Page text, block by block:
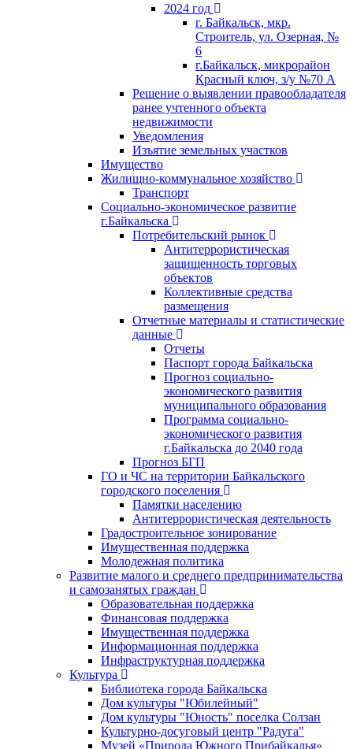
2024 год
г. Байкальск, мкр.
Строитель, ул. Озерная, №
6
г.Байкальск, микрорайон
Красный ключ, з/у №70 А
Решение о выявлении правообладателя
ранее учтенного объекта
недвижимости
Уведомления
Изъятие земельных участков
Имущество
Жилищно-коммунальное хозяйство
Транспорт
Социально-экономическое развитие
г.Байкальска
Потребительский рынок
Антитеррористическая
защищенность торговых
объектов
Коллективные средства
размещения
Отчетные материалы и статистические
данные
Отчеты
Паспорт города Байкальска
Прогноз социально-
экономического развития
муниципального образования
Программа социально-
экономического развития
г.Байкальска до 2040 года
Прогноз БГП
ГО и ЧС на территории Байкальского
городского поселения
Памятки населению
Антитеррористическая деятельность
Градостроительное зонирование
Имущественная поддержка
Молодежная политика
Развитие малого и среднего предпринимательства
и самозанятых граждан
Образовательная поддержка
Финансовая поддержка
Имущественная поддержка
Информационная поддержка
Инфраструктурная поддержка
Культура
Библиотека города Байкальска
Дом культуры "Юбилейный"
Дом культуры "Юность" поселка Солзан
Культурно-досуговый центр "Радуга"
Музей «Природа Южного Прибайкалья»